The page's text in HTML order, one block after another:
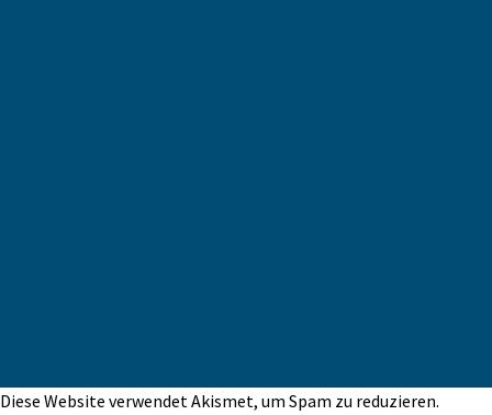
Diese Website verwendet Akismet, um Spam zu reduzieren.